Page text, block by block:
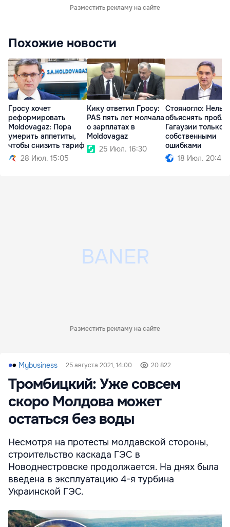
Разместить рекламу на сайте
Похожие новости
Гросу хочет
реформировать
Moldovagaz: Пора
умерить аппетиты,
чтобы снизить тариф
28 Июл. 15:05
Кику ответил Гросу:
PAS пять лет молчала
о зарплатах в
Moldovagaz
25 Июл. 16:30
Стояногло:
объяснять
Гагаузии только
собственными
ошибками
18 Июл. 20:45
Разместить рекламу на сайте
Mybusiness 25 августа 2021, 14:00 20 822
Тромбицкий: Уже совсем
скоро Молдова может
остаться без воды
Несмотря на протесты молдавской стороны,
строительство каскада ГЭС в
Новоднестровске продолжается. На днях была
введена в эксплуатацию 4-я турбина
Украинской ГЭС.